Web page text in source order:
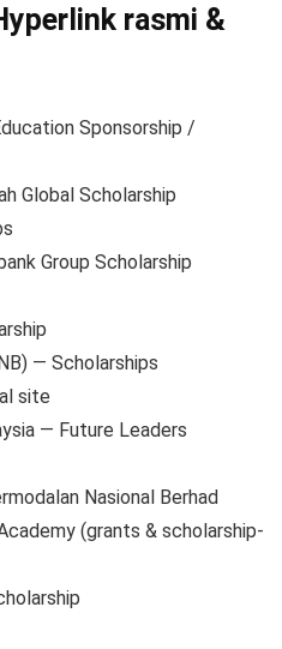
rasmi &
Sponsorship /
Global Scholarship
Group Scholarship
— Scholarships
site
— Future Leaders
Nasional Berhad
(grants & scholarship-